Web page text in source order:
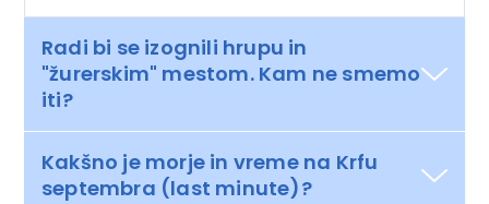
Radi bi se izognili hrupu in
"žurerskim" mestom. Kam ne smemo
iti?
Kakšno je morje in vreme na Krfu
septembra (last minute)?